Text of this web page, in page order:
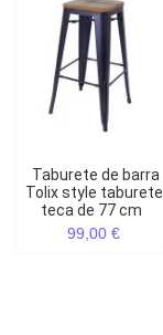
Taburete de barra
Tolix style taburete
teca de 77 cm
99,00 €